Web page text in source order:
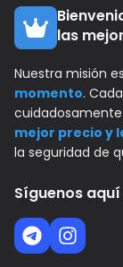
las
Nuestra misión
momento.
mejor precio y
la seguridad de
Síguenos